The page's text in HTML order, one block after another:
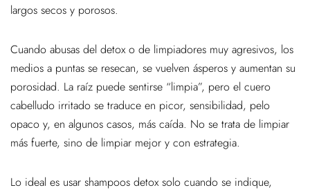
largos secos y porosos.
Cuando abusas del detox o de limpiadores muy agresivos, los
medios a puntas se resecan, se vuelven ásperos y aumentan su
porosidad. La raíz puede sentirse “limpia”, pero el cuero
cabelludo irritado se traduce en picor, sensibilidad, pelo
opaco y, en algunos casos, más caída. No se trata de limpiar
más fuerte, sino de limpiar mejor y con estrategia.
Lo ideal es usar shampoos detox solo cuando se indique,